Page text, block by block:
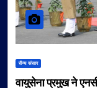
सैन्य संसार
वायुसेना प्रमुख ने